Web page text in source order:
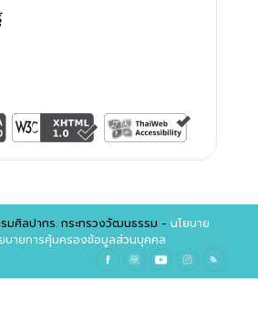
ศิลปากร. กระทรวงวัฒนธรรม - นโยบาย
บายการคุ้มครองข้อมูลส่วนบุคคล